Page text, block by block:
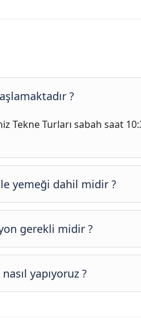
?
Tekne Turları sabah saat
yemeği dahil midir ?
gerekli midir ?
yapıyoruz ?